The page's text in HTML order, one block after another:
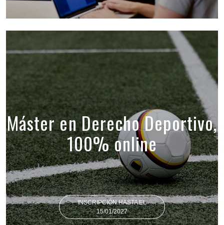
Máster en Derecho Deportivo,
100% online
INSCRIPCIÓN HASTA EL
15/01/2027